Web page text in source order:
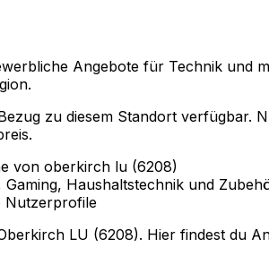
Angebote für Technik und
zu diesem Standort verfügbar.
von oberkirch lu (6208)
Haushaltstechnik und
Nutzerprofile
LU (6208). Hier findest du